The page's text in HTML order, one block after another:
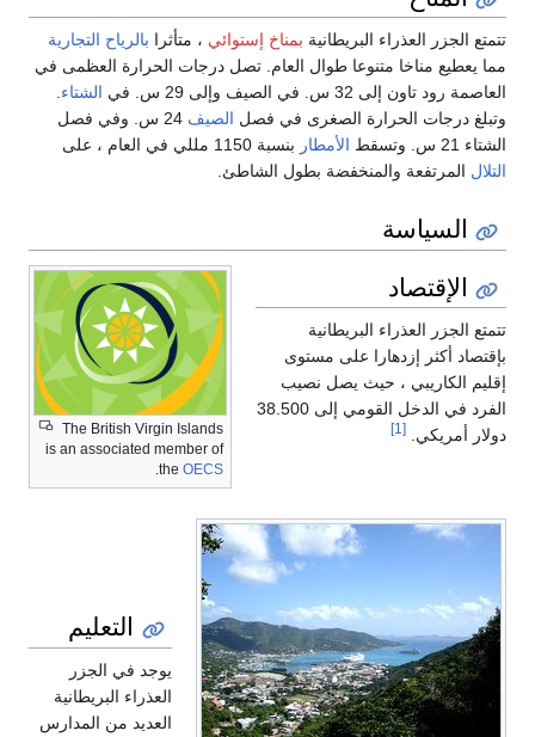
تتمتع الجزر العذراء البريطانية بمناخ إستوائي ، متأثرا بالرياح التجارية
مما يعطيع مناخا متنوعا طوال العام. تصل درجات الحرارة العظمى في
العاصمة رود تاون إلى 32 س. في الصيف وإلى 29 س. في
الشتاء.
وتبلغ درجات الحرارة الصغرى في فصل الصيف
24 س. وفي فصل
الشتاء 21 س. وتسقط
الأمطار بنسبة 1150 مللي في العام ، على
التلال المرتفعة والمنخفضة بطول الشاطئ.
السياسة
The British Virgin Islands
is an associated member of
the OECS
.
الإقتصاد
تتمتع الجزر العذراء البريطانية
بإقتصاد أكثر إزدهارا على مستوى
إقليم الكاريبي ، حيث يصل نصيب
الفرد في الدخل القومي إلى 38.500
دولار أمريكي.
[1]
النقل
التعليم
يوجد في الجزر
العذراء البريطانية
العديد من المدارس